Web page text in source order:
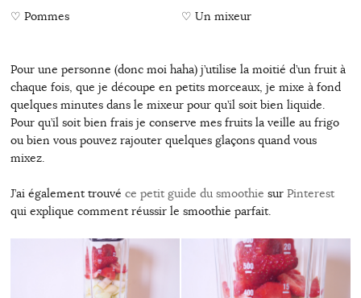
♡ Pommes ♡ Un mixeur
Pour une personne (donc moi haha) j’utilise la moitié d’un fruit à
chaque fois, que je découpe en petits morceaux, je mixe à fond
quelques minutes dans le mixeur pour qu’il soit bien liquide.
Pour qu’il soit bien frais je conserve mes fruits la veille au frigo
ou bien vous pouvez rajouter quelques glaçons quand vous
mixez.
J’ai également trouvé ce petit guide du smoothie sur Pinterest
qui explique comment réussir le smoothie parfait.